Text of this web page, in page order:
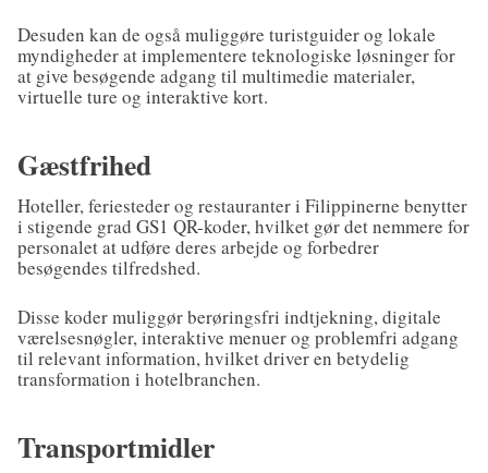
Desuden kan de også muliggøre turistguider og lokale
myndigheder at implementere teknologiske løsninger for
at give besøgende adgang til multimedie materialer,
virtuelle ture og interaktive kort.
Gæstfrihed
Hoteller, feriesteder og restauranter i Filippinerne benytter
i stigende grad GS1 QR-koder, hvilket gør det nemmere for
personalet at udføre deres arbejde og forbedrer
besøgendes tilfredshed.
Disse koder muliggør berøringsfri indtjekning, digitale
værelsesnøgler, interaktive menuer og problemfri adgang
til relevant information, hvilket driver en betydelig
transformation i hotelbranchen.
Transportmidler